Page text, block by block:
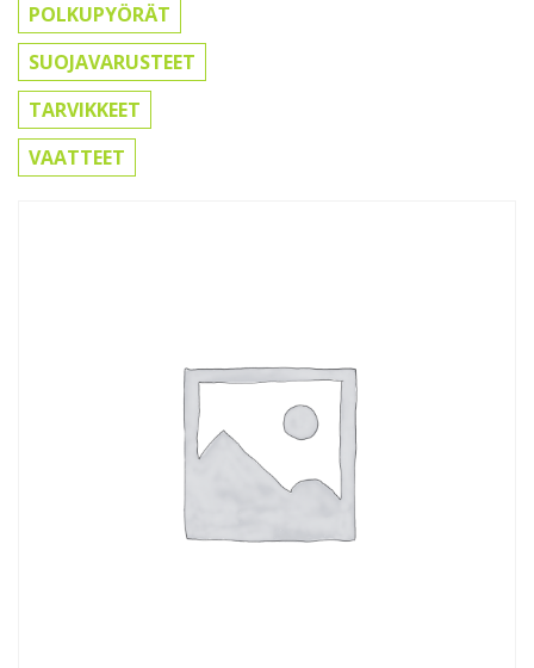
POLKUPYÖRÄT
SUOJAVARUSTEET
TARVIKKEET
VAATTEET